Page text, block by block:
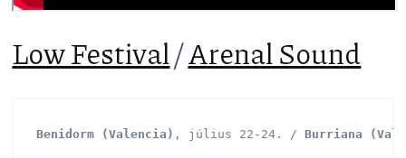
Low Festival/Arenal Sound
Benidorm (Valencia) , július 22-24. / Burriana